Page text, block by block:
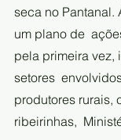
seca no Pantanal.
um plano de
pela primeira vez,
setores
produtores rurais,
ribeirinhas,